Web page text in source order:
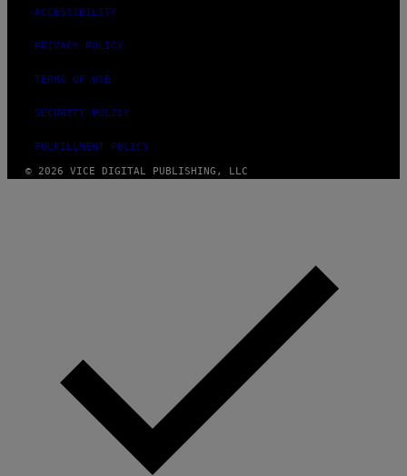
ACCESSIBILITY
PRIVACY POLICY
TERMS OF USE
SECURITY POLICY
FULFILLMENT POLICY
© 2026 VICE DIGITAL PUBLISHING, LLC